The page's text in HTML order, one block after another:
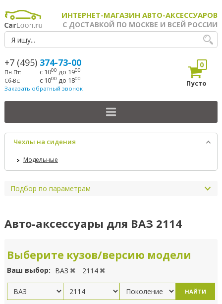
ИНТЕРНЕТ-МАГАЗИН АВТО-АКСЕССУАРОВ
С ДОСТАВКОЙ ПО МОСКВЕ И ВСЕЙ РОССИИ
+7 (495) 374-73-00
Пн-Пт: с 1000 до 1900
Сб-Вс: с 1000 до 1800
Заказать обратный звонок
0
Пусто
Чехлы на сидения
Модельные
Подбор по параметрам
Авто-аксессуары для ВАЗ 2114
Выберите кузов/версию модели
Ваш выбор: ВАЗ 2114
НАЙТИ